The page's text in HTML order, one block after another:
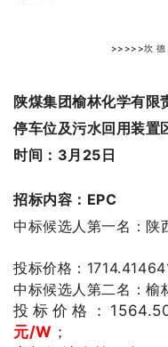
>>>>>坎 德
陕煤集团榆林化学有限
停车位及污水回用装
时间：3月25日
招标内容：EPC
中标候选人第一名：陕
投标价格：
中标候选人第二名：榆
投标价格：
元/W ；